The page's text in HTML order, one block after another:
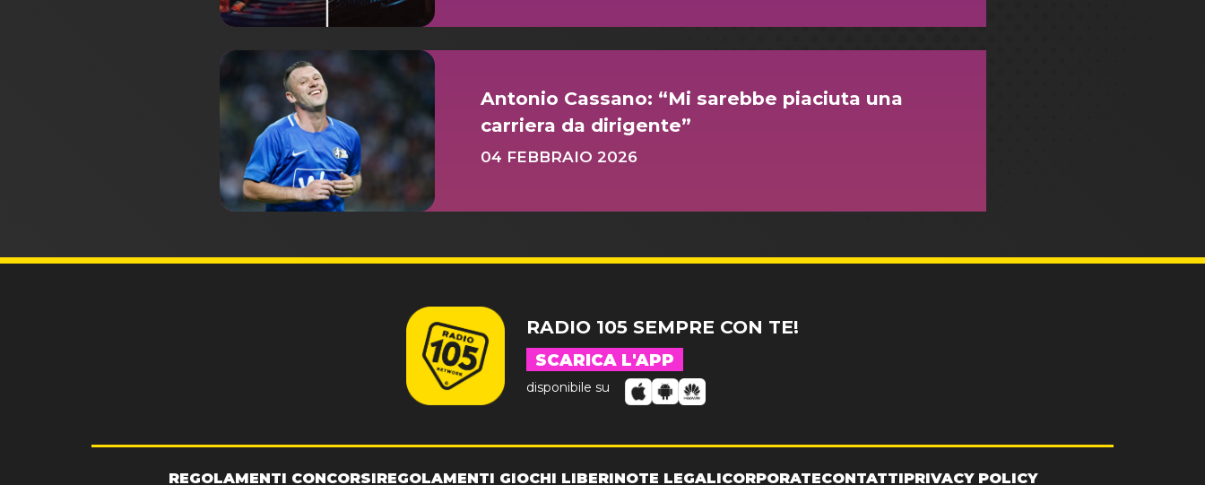
Antonio Cassano: “Mi sarebbe piaciuta una
carriera da dirigente”
04 FEBBRAIO 2026
RADIO 105 SEMPRE CON TE!
SCARICA L'APP
disponibile su
REGOLAMENTI CONCORSIREGOLAMENTI GIOCHI LIBERINOTE LEGALICORPORATECONTATTIPRIVACY POLICY